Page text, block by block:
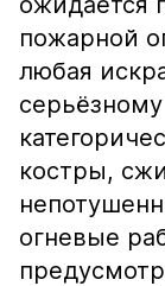
пожарной
любая
костры,
огневые